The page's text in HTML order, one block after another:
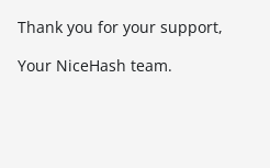
Thank you for your support,
Your NiceHash team.